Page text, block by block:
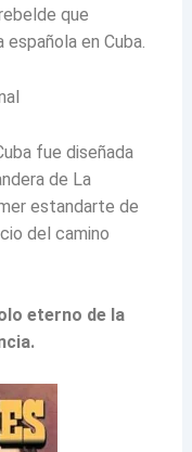
que
en Cuba.
fue diseñada
de La
estandarte de
del camino
eterno de la